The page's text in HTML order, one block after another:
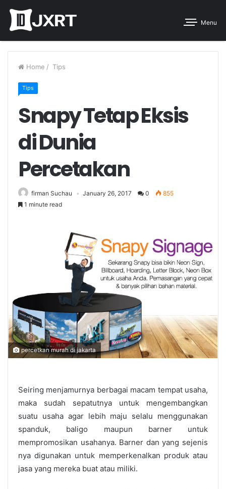
Menu
Home / Tips
Tips
Snapy Tetap Eksis
di Dunia
Percetakan
firman Suchau January 26, 2017 0
855
1 minute read
percetkan murah di jakarta
Seiring menjamurnya berbagai macam tempat usaha,
maka sudah sepatutnya untuk mengembangkan
suatu usaha agar lebih maju selalu menggunakan
spanduk, baligo maupun barner untuk
mempromosikan usahanya. Barner dan yang sejenis
nya digunakan untuk memperkenalkan produk atau
jasa yang mereka buat atau miliki.